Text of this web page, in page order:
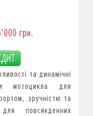
грн.
тa динамічні
мотоцикла для
зручністю тa
повсякденних